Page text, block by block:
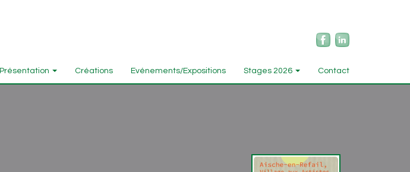
Présentation Créations Evénements/Expositions Stages 2026 Contact